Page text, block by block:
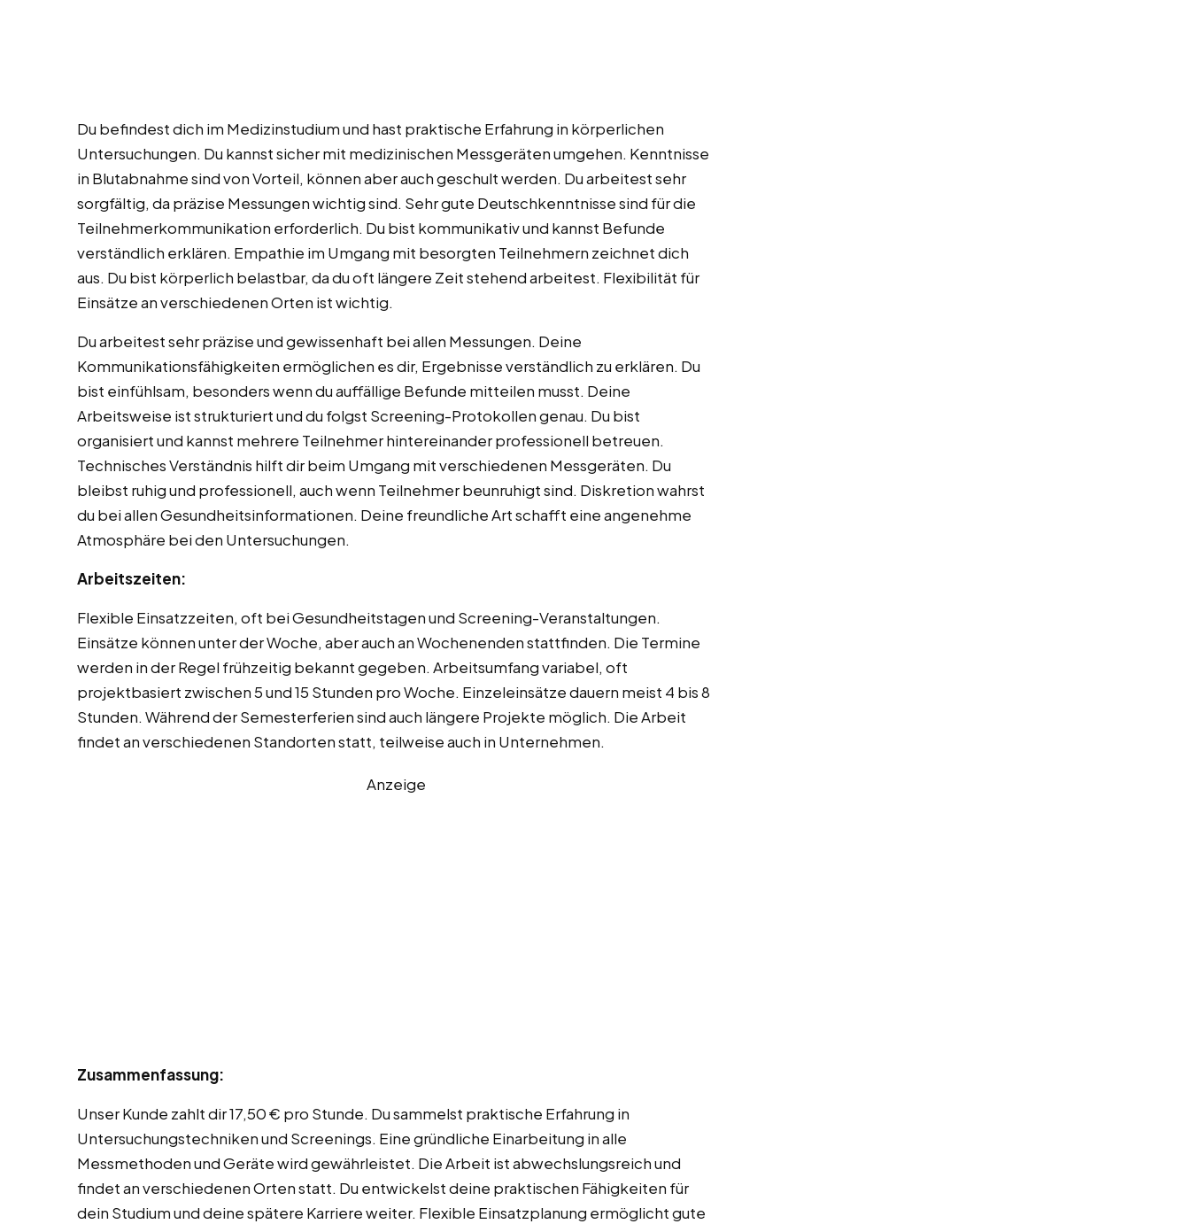
Du befindest dich im Medizinstudium und hast praktische Erfahrung in körperlichen
Untersuchungen. Du kannst sicher mit medizinischen Messgeräten umgehen. Kenntnisse
in Blutabnahme sind von Vorteil, können aber auch geschult werden. Du arbeitest sehr
sorgfältig, da präzise Messungen wichtig sind. Sehr gute Deutschkenntnisse sind für die
Teilnehmerkommunikation erforderlich. Du bist kommunikativ und kannst Befunde
verständlich erklären. Empathie im Umgang mit besorgten Teilnehmern zeichnet dich
aus. Du bist körperlich belastbar, da du oft längere Zeit stehend arbeitest. Flexibilität für
Einsätze an verschiedenen Orten ist wichtig.
Du arbeitest sehr präzise und gewissenhaft bei allen Messungen. Deine
Kommunikationsfähigkeiten ermöglichen es dir, Ergebnisse verständlich zu erklären. Du
bist einfühlsam, besonders wenn du auffällige Befunde mitteilen musst. Deine
Arbeitsweise ist strukturiert und du folgst Screening-Protokollen genau. Du bist
organisiert und kannst mehrere Teilnehmer hintereinander professionell betreuen.
Technisches Verständnis hilft dir beim Umgang mit verschiedenen Messgeräten. Du
bleibst ruhig und professionell, auch wenn Teilnehmer beunruhigt sind. Diskretion wahrst
du bei allen Gesundheitsinformationen. Deine freundliche Art schafft eine angenehme
Atmosphäre bei den Untersuchungen.
Arbeitszeiten:
Flexible Einsatzzeiten, oft bei Gesundheitstagen und Screening-Veranstaltungen.
Einsätze können unter der Woche, aber auch an Wochenenden stattfinden. Die Termine
werden in der Regel frühzeitig bekannt gegeben. Arbeitsumfang variabel, oft
projektbasiert zwischen 5 und 15 Stunden pro Woche. Einzeleinsätze dauern meist 4 bis 8
Stunden. Während der Semesterferien sind auch längere Projekte möglich. Die Arbeit
findet an verschiedenen Standorten statt, teilweise auch in Unternehmen.
Anzeige
Zusammenfassung:
Unser Kunde zahlt dir 17,50 € pro Stunde. Du sammelst praktische Erfahrung in
Untersuchungstechniken und Screenings. Eine gründliche Einarbeitung in alle
Messmethoden und Geräte wird gewährleistet. Die Arbeit ist abwechslungsreich und
findet an verschiedenen Orten statt. Du entwickelst deine praktischen Fähigkeiten für
dein Studium und deine spätere Karriere weiter. Flexible Einsatzplanung ermöglicht gute